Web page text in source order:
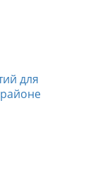
для